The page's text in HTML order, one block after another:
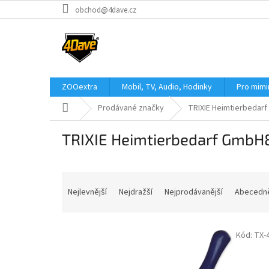
na
obchod@4dave.cz
ZOOextra Mobil, TV, Audio, Hodinky Pro
Domů Prodávané značky TRIXIE Heimtierbedarf
TRIXIE Heimtierbedarf
Nejlevnější Nejdražší Nejprodávanější
Kód: TX-